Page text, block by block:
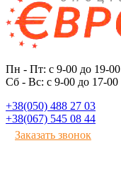
Пн - Пт: с 9-00 до 19-00
Сб - Вс: с 9-00 до 17-00
+38(050) 488 27 03
+38(067) 545 08 44
Заказать звонок